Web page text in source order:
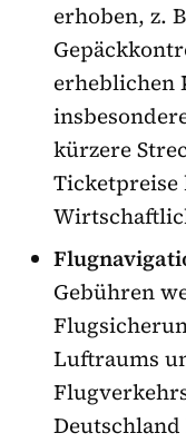
erhoben, z.
erheblichen
kürzere
Ticketpreise
Gebühren
Luftraums